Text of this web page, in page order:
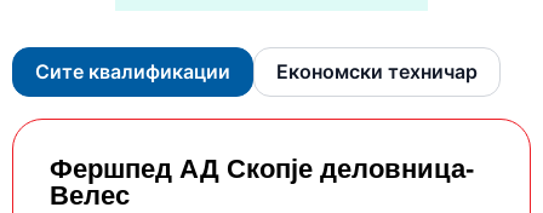
Сите квалификации Економски техничар
Фершпед АД Скопје деловница-
Велес